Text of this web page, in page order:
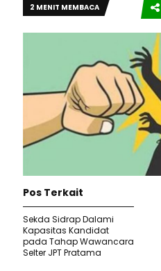
2 MENIT MEMBACA
Pos Terkait
Sekda Sidrap Dalami
Kapasitas Kandidat
pada Tahap Wawancara
Selter JPT Pratama